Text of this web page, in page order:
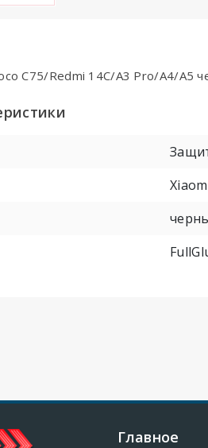
C75/Redmi 14C/A3 Pro/A4/A5
Главное